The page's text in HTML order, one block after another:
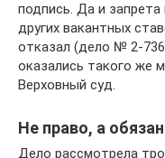
подпись. Да и запрета
других вакантных
отказал (дело № 2-
оказались такого же
Верховный суд.
Не право, а
Дело рассмотрела